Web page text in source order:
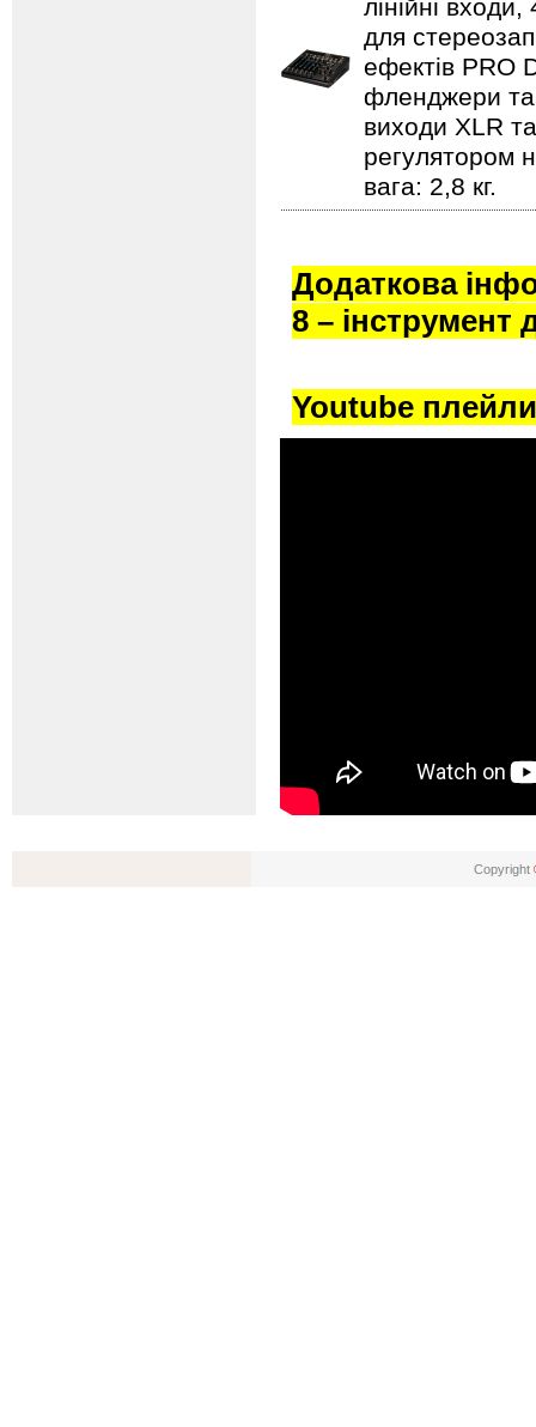
лінійні
для
ефектів PRO
фленджери та
виходи XLR
регулятором
вага: 2,8 кг.
Додаткова
8 – інструмент
Youtube
Copyright